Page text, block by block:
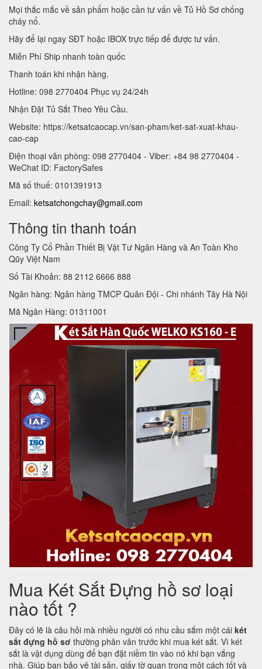
Mọi thắc mắc về sản phẩm hoặc cần tư vấn về Tủ Hồ Sơ chống
cháy nổ.
Hãy để lại ngay SĐT hoặc IBOX trực tiếp để được tư vấn.
Miễn Phí Ship nhanh toàn quốc
Thanh toán khi nhận hàng.
Hotline: 098 2770404 Phục vụ 24/24h
Nhận Đặt Tủ Sắt Theo Yêu Cầu.
Website: https://ketsatcaocap.vn/san-pham/ket-sat-xuat-khau-
cao-cap
Điện thoại văn phòng: 098 2770404 - Viber: +84 98 2770404 -
WeChat ID: FactorySafes
Mã số thuế: 0101391913
Email: ketsatchongchay@gmail.com
Thông tin thanh toán
Công Ty Cổ Phần Thiết Bị Vật Tư Ngân Hàng và An Toàn Kho
Qũy Việt Nam
Số Tài Khoản: 88 2112 6666 888
Ngân hàng: Ngân hàng TMCP Quân Đội - Chi nhánh Tây Hà Nội
Mã Ngân Hàng: 01311001
Mua Két Sắt Đựng hồ sơ loại
nào tốt ?
Đây có lẽ là câu hỏi mà nhiều người có nhu cầu sắm một cái két
sắt đựng hồ sơ thường phân vân trước khi mua két sắt. Vì két
sắt là vật dụng dùng để bạn đặt niềm tin vào nó khi bạn vắng
nhà. Giúp bạn bảo vệ tài sản, giấy tờ quan trọng một cách tốt và